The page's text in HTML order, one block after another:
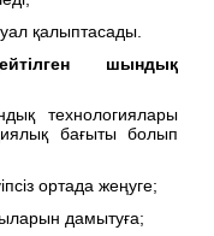
қалыптасады.
шындық
технологиялары
бағыты болып
ортада жеңуге;
дамытуға;